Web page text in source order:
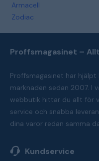
Armacell
Zodiac
Proffsmagasinet –
Proffsmagasinet har
marknaden sedan 2007. I
webbutik hittar du allt för
service och snabba
dina varor redan samma
Kundservice